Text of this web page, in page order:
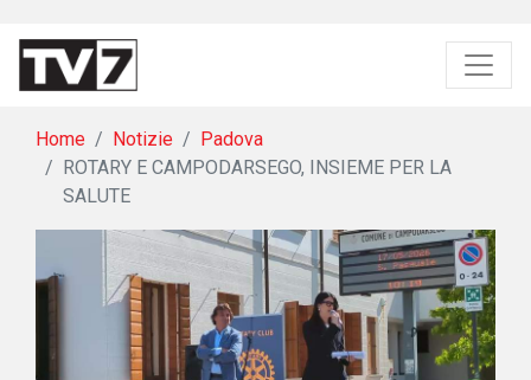
Home Notizie
Padova
ROTARY E CAMPODARSEGO, INSIEME PER LA
SALUTE